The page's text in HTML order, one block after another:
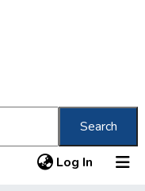
Search
Log In (current)